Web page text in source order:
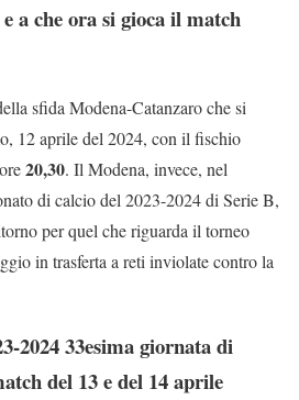
a che ora si gioca il match
sfida Modena-Catanzaro che si
12 aprile del 2024, con il fischio
20,30. Il Modena, invece, nel
di calcio del 2023-2024 di Serie B,
per quel che riguarda il torneo
in trasferta a reti inviolate contro la
2024 33esima giornata di
del 13 e del 14 aprile